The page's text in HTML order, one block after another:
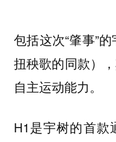
包括这次“肇事”
扭秧歌的同款）
自主运动能力。
H1是宇树的首款